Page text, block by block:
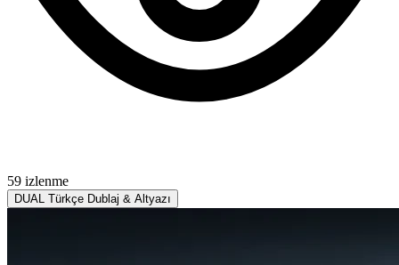
59 izlenme
DUAL Türkçe Dublaj & Altyazı